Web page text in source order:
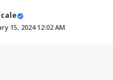
15, 2024 12:02 AM